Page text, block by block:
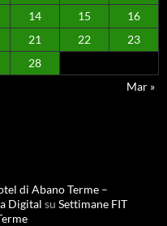
14 15
16
21 22
23
28
Mar »
di Abano Terme –
Digital su Settimane FIT